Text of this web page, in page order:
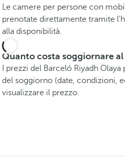
Le camere per persone con
prenotate direttamente tramite
alla disponibilità.
Quanto costa soggiornare
I prezzi del Barceló Riyadh
del soggiorno (date, condizioni,
visualizzare il prezzo.